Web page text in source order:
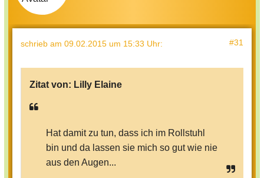
schrieb am 09.02.2015 um 15:33 Uhr: #31
Zitat von: Lilly Elaine
Hat damit zu tun, dass ich im Rollstuhl
bin und da lassen sie mich so gut wie nie
aus den Augen...